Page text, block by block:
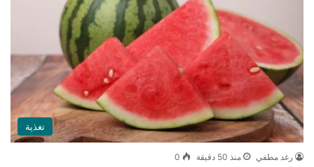
تغذية
رغد مطفي منذ 50 دقيقة 0